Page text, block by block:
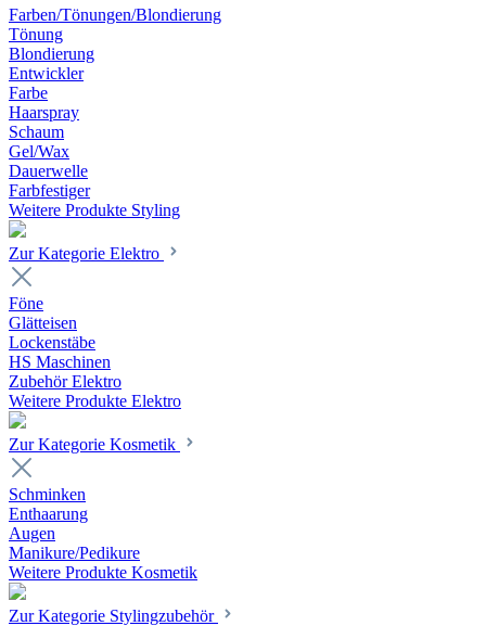
Farben/Tönungen/Blondierung
Tönung
Blondierung
Entwickler
Farbe
Haarspray
Schaum
Gel/Wax
Dauerwelle
Farbfestiger
Weitere Produkte Styling
Zur Kategorie Elektro
Föne
Glätteisen
Lockenstäbe
HS Maschinen
Zubehör Elektro
Weitere Produkte Elektro
Zur Kategorie Kosmetik
Schminken
Enthaarung
Augen
Manikure/Pedikure
Weitere Produkte Kosmetik
Zur Kategorie Stylingzubehör